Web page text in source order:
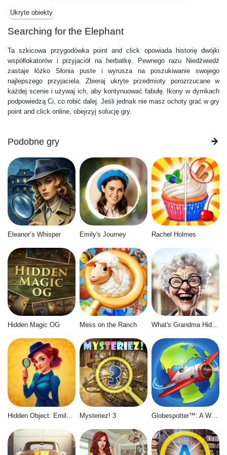
Ukryte obiekty
Searching for the Elephant
Ta szkicowa przygodówka point and click opowiada historię dwójki
współlokatorów i przyjaciół na herbatkę. Pewnego razu Niedźwiedź
zastaje łóżko Słonia puste i wyrusza na poszukiwanie swojego
najlepszego przyjaciela. Zbieraj ukryte przedmioty porozrzucane w
każdej scenie i używaj ich, aby kontynuować fabułę. Ikony w dymkach
podpowiedzą Ci, co robić dalej. Jeśli jednak nie masz ochoty grać w gry
point and click online, obejrzyj solucję gry.
Podobne gry
Eleanor’s Whisper Emily's Journey Rachel Holmes
Hidden Magic OG Mess on the Ranch What's Grandma Hiding
Mysteriez! 3 Globespotter™: A World of Difference™